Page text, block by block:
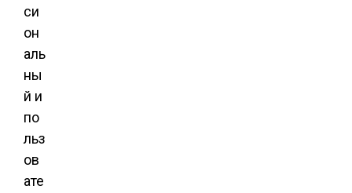
си
он
аль
ны
й и
по
льз
ов
ате